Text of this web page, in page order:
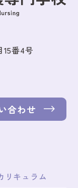
番4号
合わせ
リキュラム